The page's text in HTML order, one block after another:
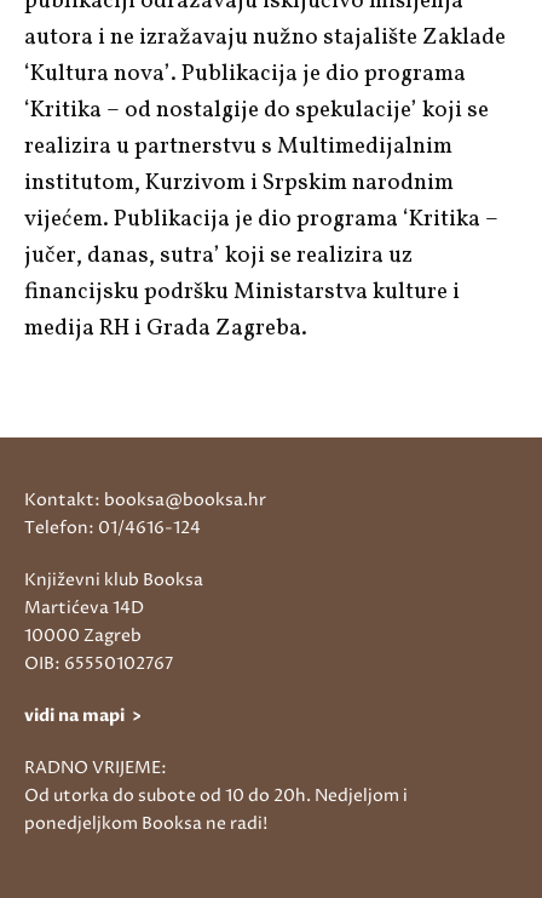
autora i ne izražavaju nužno stajalište Zaklade
‘Kultura nova’. Publikacija je dio programa
‘Kritika – od nostalgije do spekulacije’ koji se
realizira u partnerstvu s Multimedijalnim
institutom, Kurzivom i Srpskim narodnim
vijećem. Publikacija je dio programa ‘Kritika –
jučer, danas, sutra’ koji se realizira uz
financijsku podršku Ministarstva kulture i
medija RH i Grada Zagreba.
Kontakt: booksa@booksa.hr
Telefon: 01/4616-124
Književni klub Booksa
Martićeva 14D
10000 Zagreb
OIB: 65550102767
vidi na mapi >
RADNO VRIJEME:
Od utorka do subote od 10 do 20h. Nedjeljom i
ponedjeljkom Booksa ne radi!